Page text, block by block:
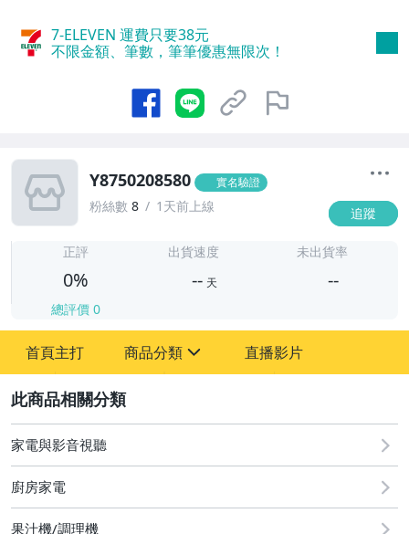
7-ELEVEN 運費只要38元
不限金額、筆數，筆筆優惠無限次！
Y8750208580 實名驗證
粉絲數 8 1天前上線 追蹤
正評
0%
總評價 0
出貨速度
-- 天
未出貨率
--
首頁主打 商品分類
圖書/影音/文具
古董、藝術與礦石
直播影片
家電與影音視聽
廚房家電
果汁機/調理機